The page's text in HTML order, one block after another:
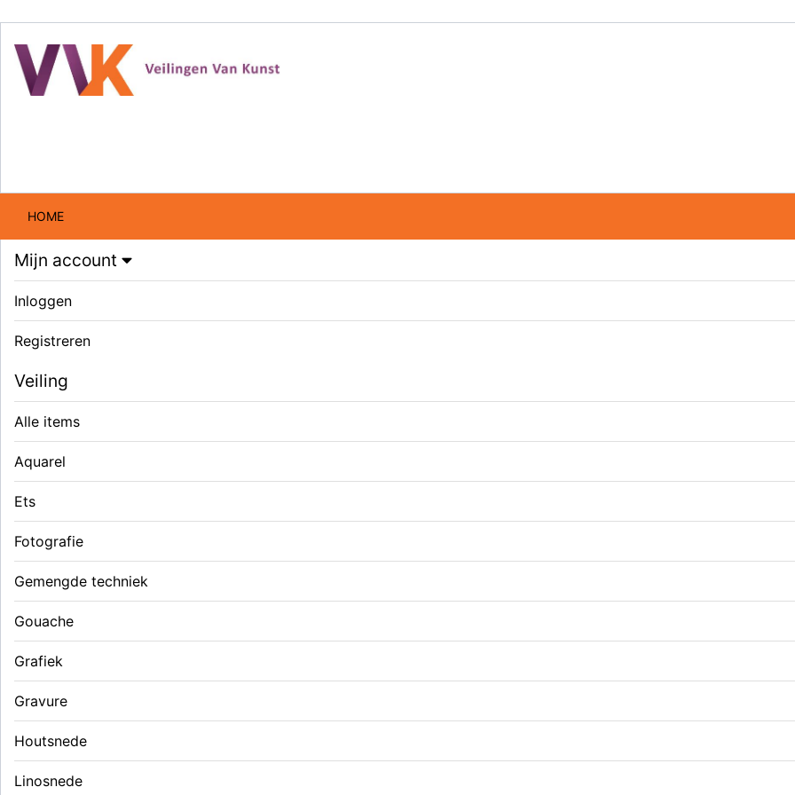
HOME
Mijn account
Inloggen
Registreren
Veiling
Alle items
Aquarel
Ets
Fotografie
Gemengde techniek
Gouache
Grafiek
Gravure
Houtsnede
Linosnede